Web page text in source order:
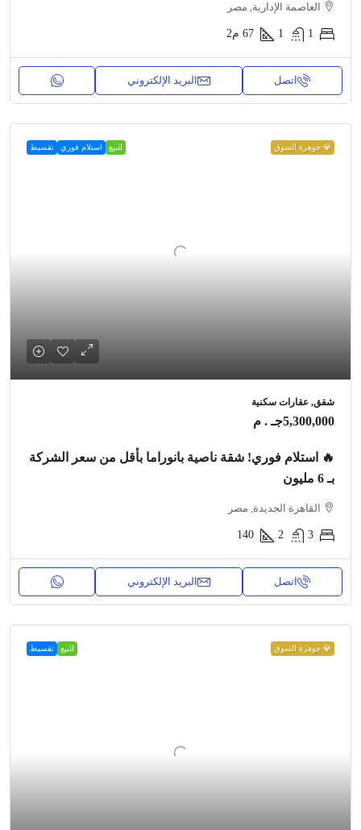
العاصمة الإدارية, مصر
1
1
67 م2
اتصل البريد الإلكتروني
💎 جوهرة السوق للبيع استلام فوري تقسيط
شقق, عقارات سكنية
5,300,000جـ . م
🔥 استلام فوري! شقة ناصية بانوراما بأقل من سعر الشركة
بـ 6 مليون
القاهرة الجديدة, مصر
3
2
140
اتصل البريد الإلكتروني
💎 جوهرة السوق للبيع تقسيط